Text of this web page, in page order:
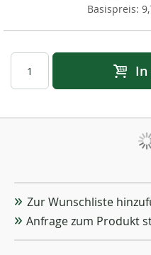
In
Zur Wunschliste
Anfrage zum Produkt